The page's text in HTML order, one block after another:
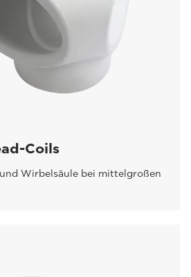
Coils
Wirbelsäule bei mittelgroßen